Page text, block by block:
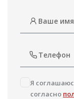
Я
согласно